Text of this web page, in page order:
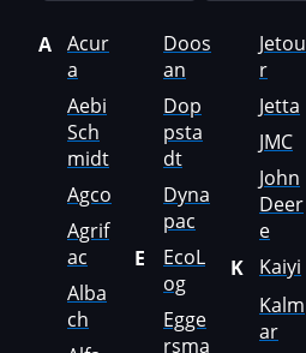
Ford
Foton
Freightliner
Furukawa
GAC
Geely
Gehl
A Acur
a
Aebi
Sch
midt
Agco
Agrif
ac
Alba
ch
Doos
an
Dop
psta
dt
Dyna
pac
E
EcoL
og
Egge
rsma
Jetou
r
Jetta
JMC
John
Deer
e
K
Kaiyi
Kalm
ar